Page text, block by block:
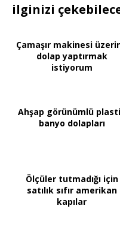
ilginizi
Çamaşır makinesi
dolap yaptırmak
istiyorum
Ahşap görünümlü
banyo dolapları
Ölçüler tutmadığı için
satılık sıfır amerikan
kapılar